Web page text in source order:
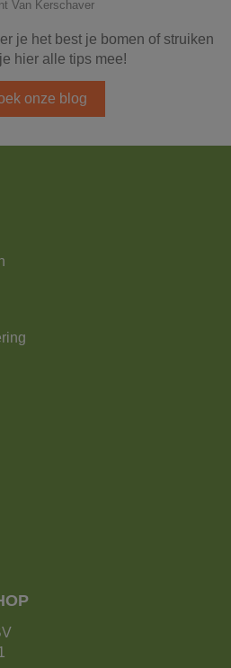
Van Kerschaver
je het best je bomen of struiken
hier alle tips mee!
onze blog